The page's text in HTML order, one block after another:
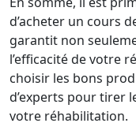
d’acheter un cours
garantit non
l’efficacité de votre
choisir les bons
d’experts pour tirer
votre réhabilitation.